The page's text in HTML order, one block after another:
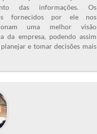
das informações. Os
fornecidos por ele nos
uma melhor visão
da empresa, podendo assim
e tomar decisões mais